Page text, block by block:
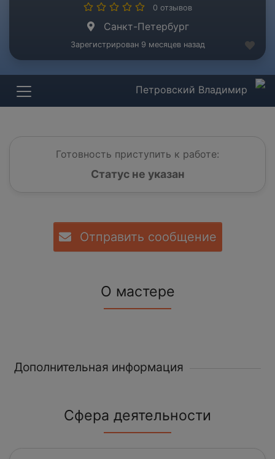
0 отзывов
Санкт-Петербург
Зарегистрирован 9 месяцев назад
Петровский Владимир
Готовность приступить к работе:
Статус не указан
Отправить сообщение
О мастере
Дополнительная информация
Сфера деятельности